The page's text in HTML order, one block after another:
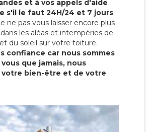
et à vos appels d'aide
s'il le faut 24H/24 et 7 jours
ne pas vous laisser encore plus
les aléas et intempéries de
du soleil sur votre toiture.
confiance car nous sommes
que jamais, nous
votre bien-être et de votre